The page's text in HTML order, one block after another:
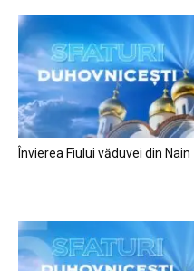
Învierea Fiului văduvei din Nain